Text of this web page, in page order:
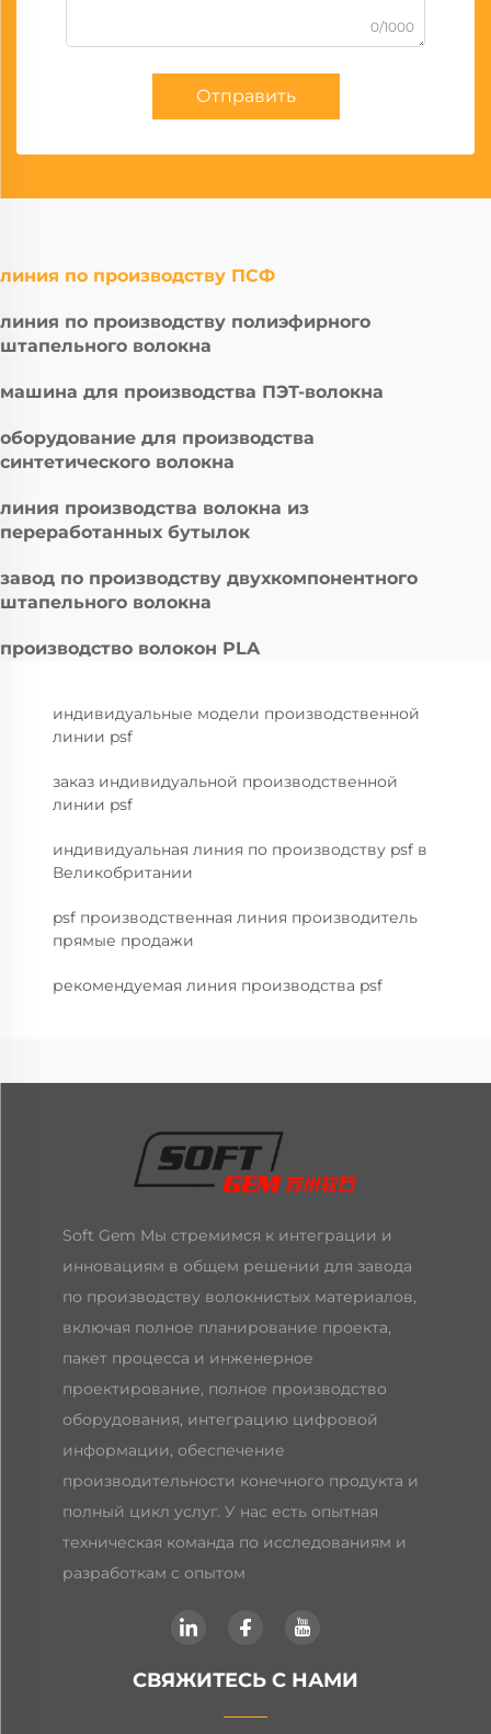
0/1000
Отправить
линия по производству ПСФ
линия по производству полиэфирного
штапельного волокна
машина для производства ПЭТ-волокна
оборудование для производства
синтетического волокна
линия производства волокна из
переработанных бутылок
завод по производству двухкомпонентного
штапельного волокна
производство волокон PLA
индивидуальные модели производственной
линии psf
заказ индивидуальной производственной
линии psf
индивидуальная линия по производству psf в
Великобритании
psf производственная линия производитель
прямые продажи
рекомендуемая линия производства psf
Soft Gem Мы стремимся к интеграции и
инновациям в общем решении для завода
по производству волокнистых материалов,
включая полное планирование проекта,
пакет процесса и инженерное
проектирование, полное производство
оборудования, интеграцию цифровой
информации, обеспечение
производительности конечного продукта и
полный цикл услуг. У нас есть опытная
техническая команда по исследованиям и
разработкам с опытом
СВЯЖИТЕСЬ С НАМИ